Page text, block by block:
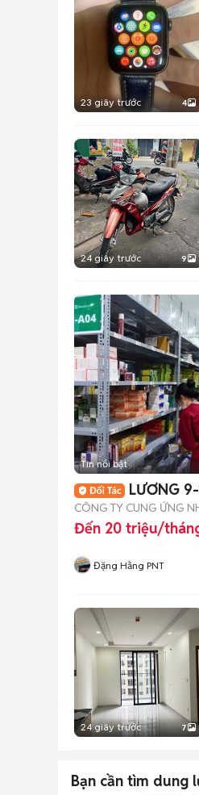
23 giây trước 4
24 giây trước 9
Tin nổi bật
LƯƠNG
CÔNG TY CUNG ỨNG
Đến 20 triệu/
Đặng Hằng PNT
24 giây trước 7
Bạn cần tìm dung